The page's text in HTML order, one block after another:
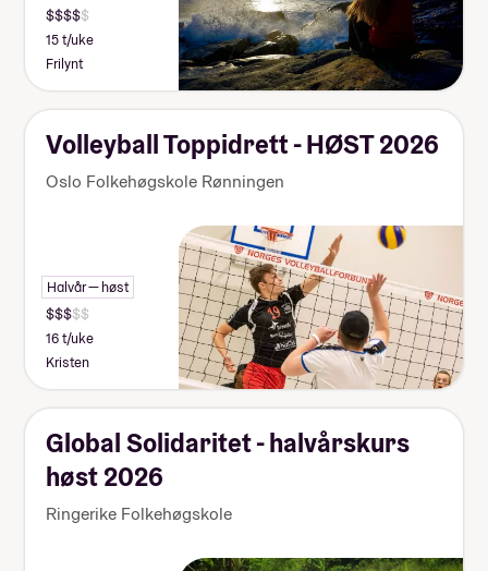
15 t/uke
Frilynt
Volleyball Toppidrett - HØST 2026
Oslo Folkehøgskole Rønningen
Halvår — høst
16 t/uke
Kristen
Global Solidaritet - halvårskurs
høst 2026
Ringerike Folkehøgskole